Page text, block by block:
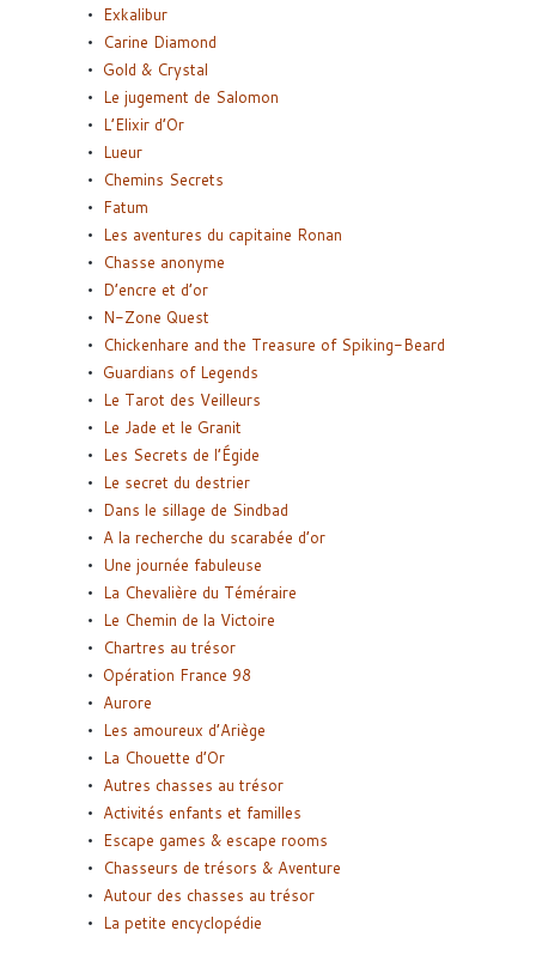
Exkalibur
Carine Diamond
Gold & Crystal
Le jugement de Salomon
L’Elixir d’Or
Lueur
Chemins Secrets
Fatum
Les aventures du capitaine Ronan
Chasse anonyme
D’encre et d’or
N-Zone Quest
Chickenhare and the Treasure of Spiking-Beard
Guardians of Legends
Le Tarot des Veilleurs
Le Jade et le Granit
Les Secrets de l’Égide
Le secret du destrier
Dans le sillage de Sindbad
A la recherche du scarabée d’or
Une journée fabuleuse
La Chevalière du Téméraire
Le Chemin de la Victoire
Chartres au trésor
Opération France 98
Aurore
Les amoureux d’Ariège
La Chouette d’Or
Autres chasses au trésor
Activités enfants et familles
Escape games & escape rooms
Chasseurs de trésors & Aventure
Autour des chasses au trésor
La petite encyclopédie